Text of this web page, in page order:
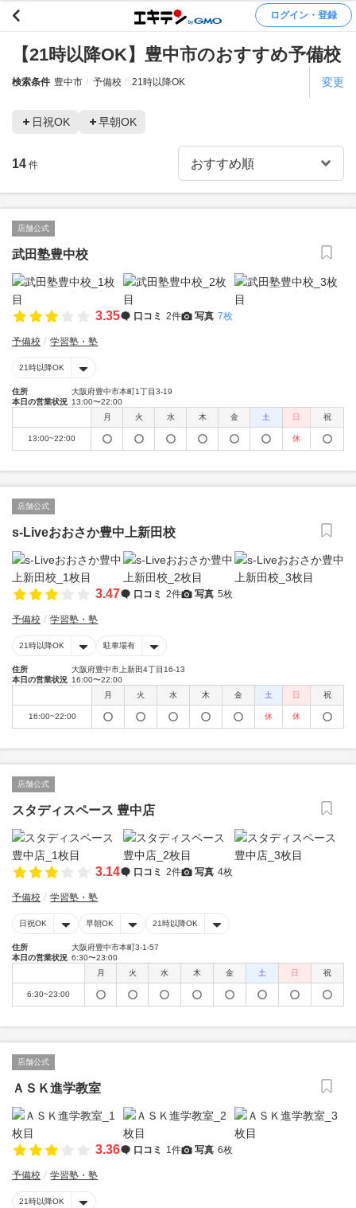
ログイン・登録
【21時以降OK】豊中市のおすすめ予備校
検索条件 豊中市 予備校 21時以降OK 変更
日祝OK 早朝OK
14 件
店舗公式
武田塾豊中校
3.35 口コミ 2件 写真 7枚
予備校 学習塾・塾
21時以降OK
住所
大阪府豊中市本町1丁目3-19
本日の営業状況 13:00〜22:00
月
火 水 木 金 土 日 祝
13:00~22:00 休
店舗公式
s-Liveおおさか豊中上新田校
3.47 口コミ 2件 写真 5枚
予備校 学習塾・塾
21時以降OK 駐車場有
住所
大阪府豊中市上新田4丁目16-13
本日の営業状況 16:00〜22:00
月
火 水 木 金 土 日 祝
16:00~22:00 休 休
店舗公式
スタディスペース 豊中店
3.14 口コミ 2件 写真 4枚
予備校 学習塾・塾
日祝OK 早朝OK 21時以降OK
住所
大阪府豊中市本町3-1-57
本日の営業状況 6:30〜23:00
月
火 水 木 金 土 日 祝
6:30~23:00
店舗公式
ＡＳＫ進学教室
3.36 口コミ 1件 写真 6枚
予備校 学習塾・塾
21時以降OK